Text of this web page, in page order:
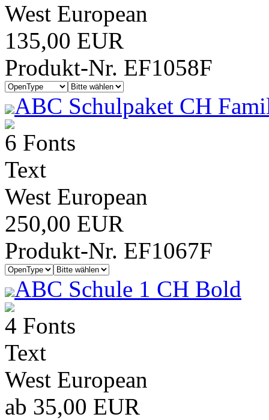
West European
135,00 EUR
Produkt-Nr. EF1058F
ABC Schulpaket CH
6 Fonts
Text
West European
250,00 EUR
Produkt-Nr. EF1067F
ABC Schule 1 CH Bold
4 Fonts
Text
West European
ab 35,00 EUR